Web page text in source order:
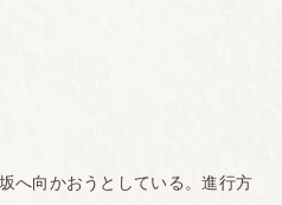
へ向かおうとしている。進行方